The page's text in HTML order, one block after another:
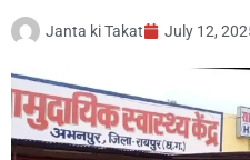
Janta ki Takat July 12,